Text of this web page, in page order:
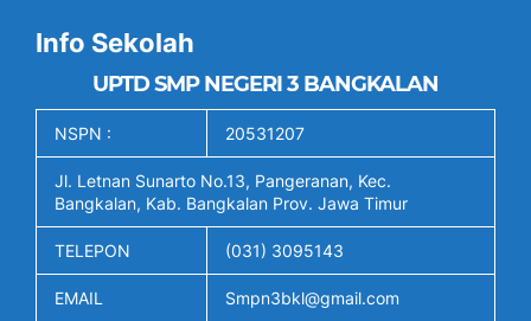
Info Sekolah
UPTD SMP NEGERI 3 BANGKALAN
NSPN : 20531207
Jl. Letnan Sunarto No.13, Pangeranan, Kec.
Bangkalan, Kab. Bangkalan Prov. Jawa Timur
TELEPON (031) 3095143
EMAIL Smpn3bkl@gmail.com